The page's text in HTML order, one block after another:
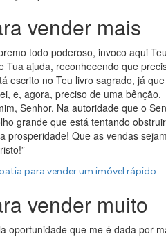
vender mais
todo poderoso, invoco aqui
Tua ajuda, reconhecendo que
escrito no Teu livro sagrado, já
e, agora, preciso de uma bênção.
Senhor. Na autoridade que o
grande que está tentando
prosperidade! Que as vendas
para vender um imóvel rápido
vender muito
oportunidade que me é dada por